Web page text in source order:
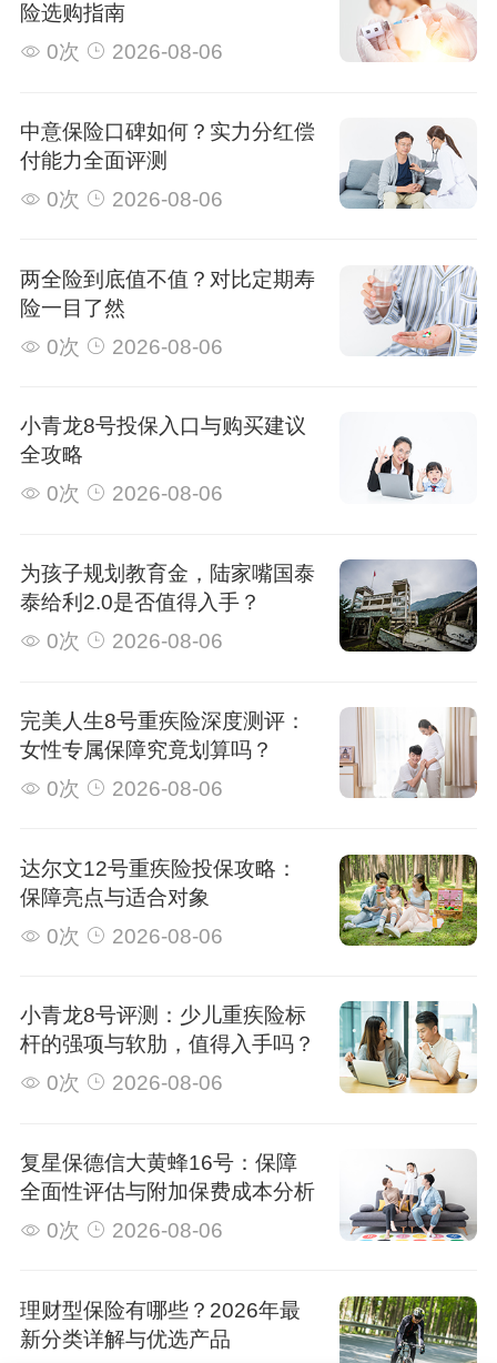
险选购指南
0次
2026-08-06
中意保险口碑如何？实力分红偿
付能力全面评测
0次
2026-08-06
两全险到底值不值？对比定期寿
险一目了然
0次
2026-08-06
小青龙8号投保入口与购买建议
全攻略
0次
2026-08-06
为孩子规划教育金，陆家嘴国泰
泰给利2.0是否值得入手？
0次
2026-08-06
完美人生8号重疾险深度测评：
女性专属保障究竟划算吗？
0次
2026-08-06
达尔文12号重疾险投保攻略：
保障亮点与适合对象
0次
2026-08-06
小青龙8号评测：少儿重疾险标
杆的强项与软肋，值得入手吗？
0次
2026-08-06
复星保德信大黄蜂16号：保障
全面性评估与附加保费成本分析
0次
2026-08-06
理财型保险有哪些？2026年最
新分类详解与优选产品